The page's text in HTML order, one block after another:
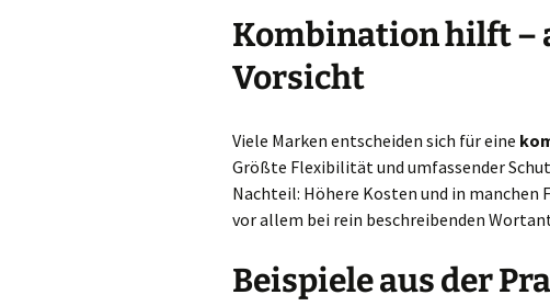
Kombination hilft –
Vorsicht
Viele Marken entscheiden sich für eine
Größte Flexibilität und umfassender
Nachteil: Höhere Kosten und in
vor allem bei rein beschreibenden
Beispiele aus der